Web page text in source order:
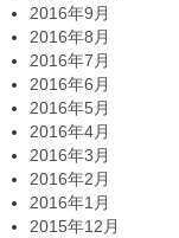
2016年9月
2016年8月
2016年7月
2016年6月
2016年5月
2016年4月
2016年3月
2016年2月
2016年1月
2015年12月